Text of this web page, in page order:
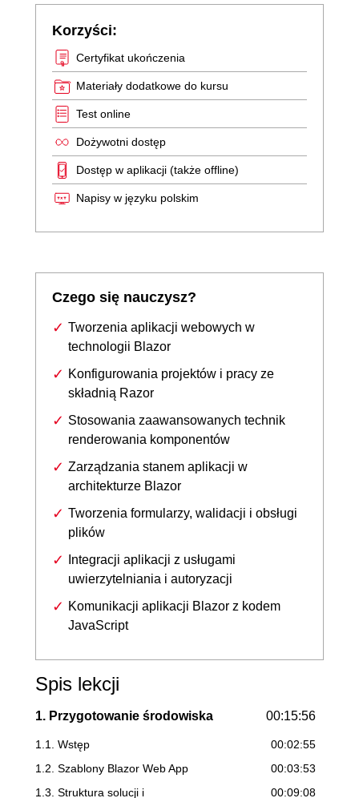
Korzyści:
Certyfikat ukończenia
Materiały dodatkowe do kursu
Test online
Dożywotni dostęp
Dostęp w aplikacji (także offline)
Napisy w języku polskim
Czego się nauczysz?
Tworzenia aplikacji webowych w
technologii Blazor
Konfigurowania projektów i pracy ze
składnią Razor
Stosowania zaawansowanych technik
renderowania komponentów
Zarządzania stanem aplikacji w
architekturze Blazor
Tworzenia formularzy, walidacji i obsługi
plików
Integracji aplikacji z usługami
uwierzytelniania i autoryzacji
Komunikacji aplikacji Blazor z kodem
JavaScript
Spis lekcji
1. Przygotowanie środowiska 00:15:56
1.1. Wstęp
00:02:55
1.2. Szablony Blazor Web App
00:03:53
1.3. Struktura solucji i
00:09:08